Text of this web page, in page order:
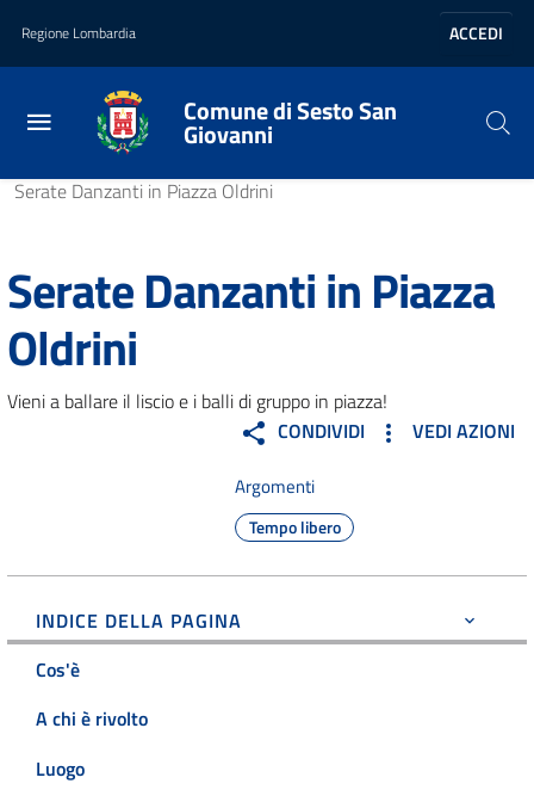
Vai al contenuto principale
Vai al footer
Regione Lombardia ACCEDI
Comune di Sesto San
Giovanni
Vivere il comune
Serate Danzanti in Piazza Oldrini
Serate Danzanti in Piazza
Oldrini
Vieni a ballare il liscio e i balli di gruppo in piazza!
CONDIVIDI
VEDI AZIONI
Argomenti
Tempo libero
INDICE DELLA PAGINA
Cos'è
A chi è rivolto
Luogo